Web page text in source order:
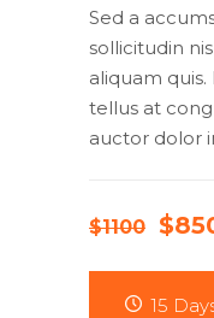
Sed a
sollicitudin
aliquam
tellus at
auctor dolor
$1100
15